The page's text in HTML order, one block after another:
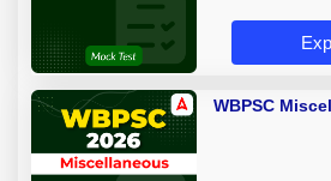
WBPSC